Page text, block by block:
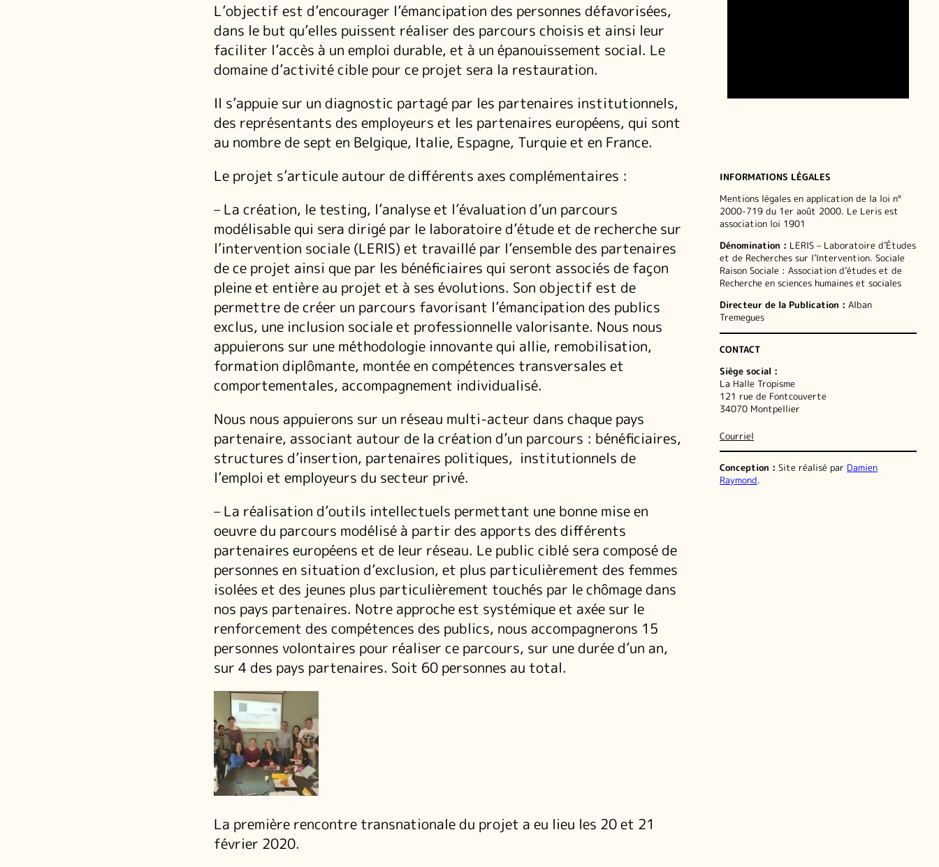
L’objectif est d’encourager l’émancipation des personnes défavorisées,
dans le but qu’elles puissent réaliser des parcours choisis et ainsi leur
faciliter l’accès à un emploi durable, et à un épanouissement social. Le
domaine d’activité cible pour ce projet sera la restauration.
Il s’appuie sur un diagnostic partagé par les partenaires institutionnels,
des représentants des employeurs et les partenaires européens, qui sont
au nombre de sept en Belgique, Italie, Espagne, Turquie et en France.
Le projet s’articule autour de différents axes complémentaires :
– La création, le testing, l’analyse et l’évaluation d’un parcours
modélisable qui sera dirigé par le laboratoire d’étude et de recherche sur
l’intervention sociale (LERIS) et travaillé par l’ensemble des partenaires
de ce projet ainsi que par les bénéficiaires qui seront associés de façon
pleine et entière au projet et à ses évolutions. Son objectif est de
permettre de créer un parcours favorisant l’émancipation des publics
exclus, une inclusion sociale et professionnelle valorisante. Nous nous
appuierons sur une méthodologie innovante qui allie, remobilisation,
formation diplômante, montée en compétences transversales et
comportementales, accompagnement individualisé.
Nous nous appuierons sur un réseau multi-acteur dans chaque pays
partenaire, associant autour de la création d’un parcours : bénéficiaires,
structures d’insertion, partenaires politiques, institutionnels de
l’emploi et employeurs du secteur privé.
– La réalisation d’outils intellectuels permettant une bonne mise en
oeuvre du parcours modélisé à partir des apports des différents
partenaires européens et de leur réseau. Le public ciblé sera composé de
personnes en situation d’exclusion, et plus particulièrement des femmes
isolées et des jeunes plus particulièrement touchés par le chômage dans
nos pays partenaires. Notre approche est systémique et axée sur le
renforcement des compétences des publics, nous accompagnerons 15
personnes volontaires pour réaliser ce parcours, sur une durée d’un an,
sur 4 des pays partenaires. Soit 60 personnes au total.
La première rencontre transnationale du projet a eu lieu les 20 et 21
février 2020.
INFORMATIONS LÉGALES
Mentions légales en application de la loi n°
2000-719 du 1er août 2000. Le Leris est
association loi 1901
Dénomination : LERIS – Laboratoire d’Études
et de Recherches sur l’Intervention. Sociale
Raison Sociale : Association d’études et de
Recherche en sciences humaines et sociales
Directeur de la Publication : Alban
Tremegues
CONTACT
Siège social :
La Halle Tropisme
121 rue de Fontcouverte
34070 Montpellier
Courriel
Conception : Site réalisé par Damien
Raymond.